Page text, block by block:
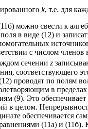
k, т.е. для
можно свести к
в виде (12) и
с числом членов
сеченииz
соответствующего
проводят по полям
в пределах
(9). Это
в целом.
обеспечивается
(11а) и (11б).